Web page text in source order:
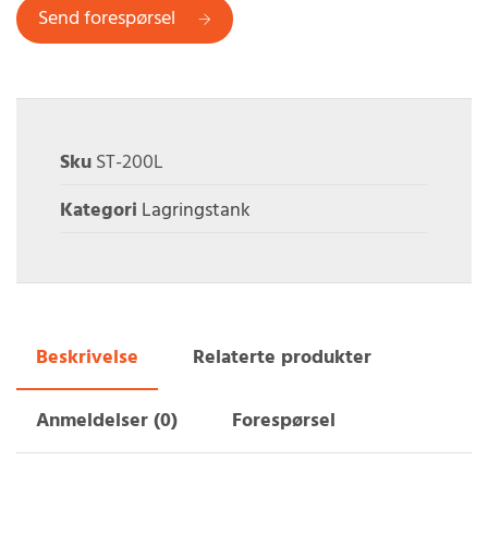
Send forespørsel
SkuST-200L
Kategori Lagringstank
Beskrivelse
Relaterte produkter
Anmeldelser (0)
Forespørsel